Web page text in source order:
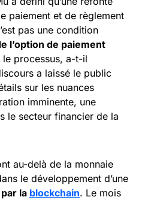
paiement et de règlement
pas une condition
l’option de paiement
processus, a-t-il
a laissé le public
sur les nuances
imminente, une
le secteur financier de la
au-delà de la monnaie
le développement d’une
la blockchain. Le mois